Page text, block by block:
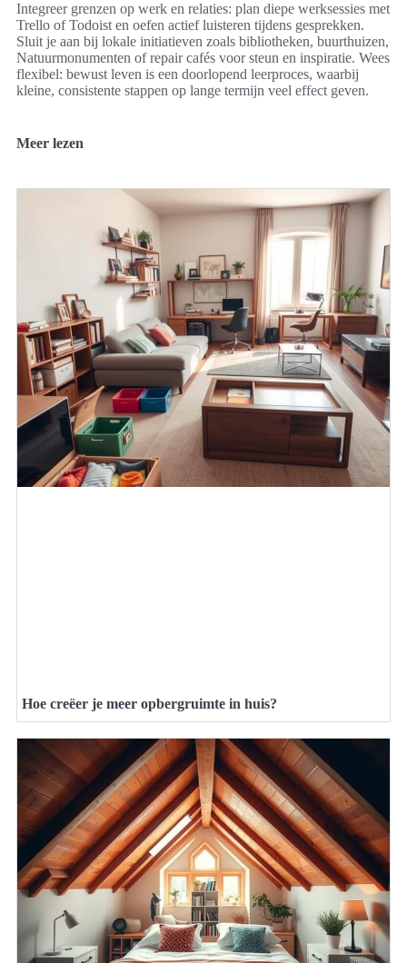
Integreer grenzen op werk en relaties: plan diepe werksessies met
Trello of Todoist en oefen actief luisteren tijdens gesprekken.
Sluit je aan bij lokale initiatieven zoals bibliotheken, buurthuizen,
Natuurmonumenten of repair cafés voor steun en inspiratie. Wees
flexibel: bewust leven is een doorlopend leerproces, waarbij
kleine, consistente stappen op lange termijn veel effect geven.
Meer lezen
Hoe creëer je meer opbergruimte in huis?